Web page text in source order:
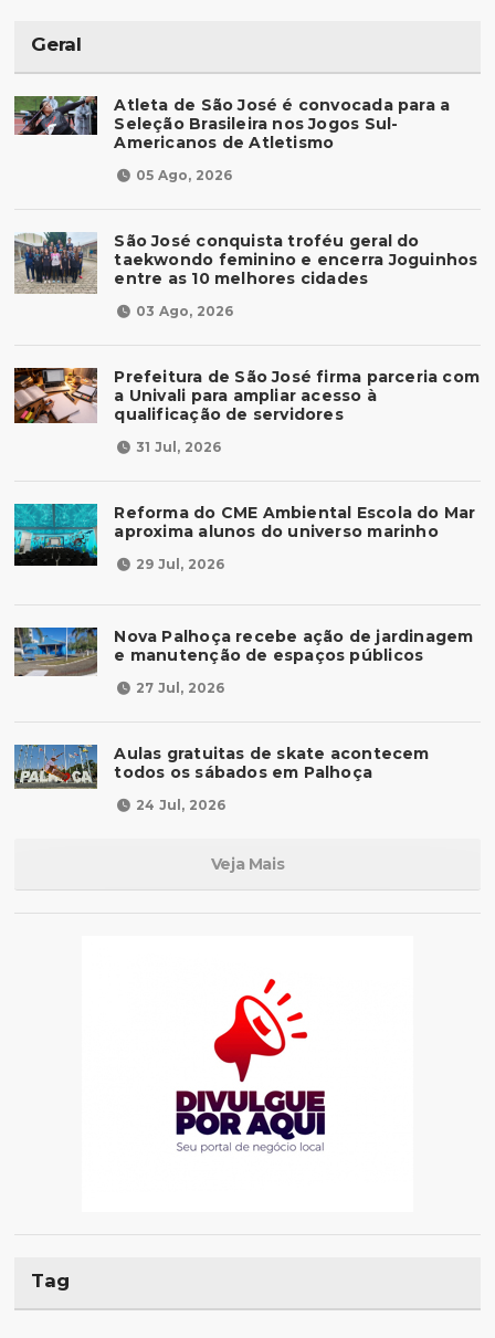
Geral
Atleta de São José é convocada para a
Seleção Brasileira nos Jogos Sul-
Americanos de Atletismo
05 Ago, 2026
São José conquista troféu geral do
taekwondo feminino e encerra Joguinhos
entre as 10 melhores cidades
03 Ago, 2026
Prefeitura de São José firma parceria com
a Univali para ampliar acesso à
qualificação de servidores
31 Jul, 2026
Reforma do CME Ambiental Escola do Mar
aproxima alunos do universo marinho
29 Jul, 2026
Nova Palhoça recebe ação de jardinagem
e manutenção de espaços públicos
27 Jul, 2026
Aulas gratuitas de skate acontecem
todos os sábados em Palhoça
24 Jul, 2026
Veja Mais
Tag